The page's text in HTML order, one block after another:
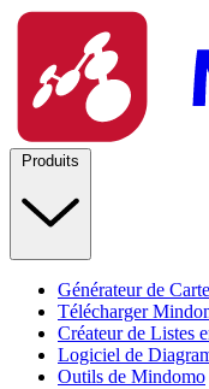
Produits
Générateur de
Télécharger
Créateur de Listes
Logiciel de
Outils de Mindomo